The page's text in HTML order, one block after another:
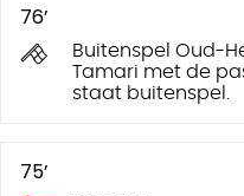
76’
Buitenspel Oud-
Tamari met de
staat buitenspel.
75’